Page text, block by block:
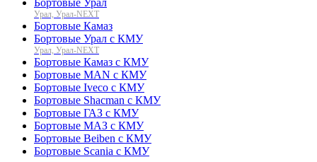
Бортовые Урал
Урал, Урал-NEXT
Бортовые Камаз
Бортовые Урал с КМУ
Урал, Урал-NEXT
Бортовые Камаз с КМУ
Бортовые MAN с КМУ
Бортовые Iveco с КМУ
Бортовые Shacman с КМУ
Бортовые ГАЗ с КМУ
Бортовые МАЗ с КМУ
Бортовые Beiben с КМУ
Бортовые Scania с КМУ